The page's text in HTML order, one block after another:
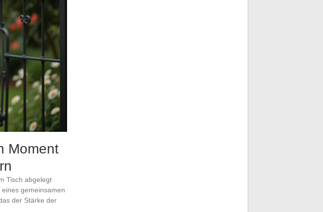
Moment
Tisch abgelegt
gemeinsamen
der Stärke der